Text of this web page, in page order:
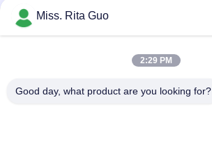
Miss. Rita Guo
2:29 PM
Good day, what product are you looking for?